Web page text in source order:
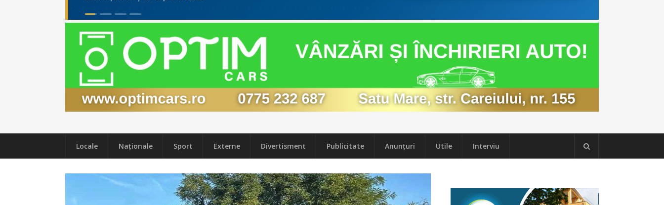
Locale Naţionale Sport Externe Divertisment Publicitate Anunțuri Utile Interviu